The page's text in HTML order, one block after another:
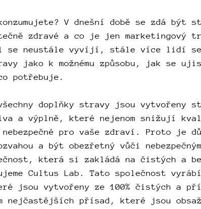
V dnešní době se zdá být
zdravé a co je jen marketingový
se neustále vyvíjí, stále více lidí
jako k možnému způsobu, jak se
potřebuje.
doplňky stravy jsou vytvořeny
a výplně, které nejenom snižují
nebezpečné pro vaše zdraví. Proto je
a být obezřetný vůči
která si zakládá na čistých a
Cultus Lab. Tato společnost
jsou vytvořeny ze 100% čistých a
nejčastějších přísad, které jsou